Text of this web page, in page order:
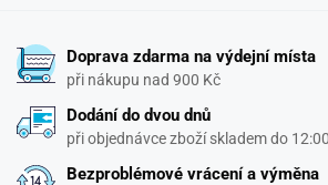
Doprava zdarma na výdejní místa
při nákupu nad 900 Kč
Dodání do dvou dnů
při objednávce zboží skladem do 12:00
Bezproblémové vrácení a výměna